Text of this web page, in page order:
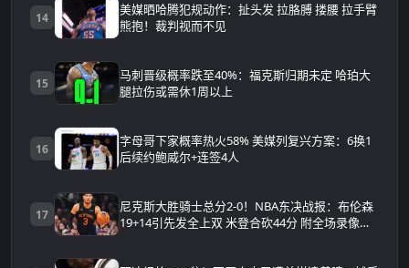
14
美媒晒哈腾犯规动作：扯头发 拉胳膊 搂腰 拉手臂
熊抱！裁判视而不见
15
马刺晋级概率跌至40%：福克斯归期未定 哈珀大
腿拉伤或需休1周以上
16
字母哥下家概率热火58% 美媒列复兴方案：6换1
后续约鲍威尔+连签4人
17
尼克斯大胜骑士总分2-0！NBA东决战报：布伦森
19+14引先发全上双 米登合砍44分 附全场录像回